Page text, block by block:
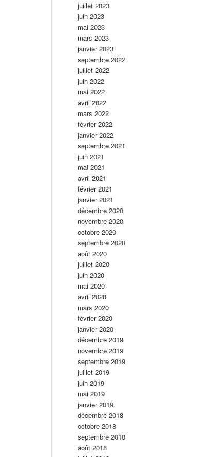
juillet 2023
juin 2023
mai 2023
mars 2023
janvier 2023
septembre 2022
juillet 2022
juin 2022
mai 2022
avril 2022
mars 2022
février 2022
janvier 2022
septembre 2021
juin 2021
mai 2021
avril 2021
février 2021
janvier 2021
décembre 2020
novembre 2020
octobre 2020
septembre 2020
août 2020
juillet 2020
juin 2020
mai 2020
avril 2020
mars 2020
février 2020
janvier 2020
décembre 2019
novembre 2019
septembre 2019
juillet 2019
juin 2019
mai 2019
janvier 2019
décembre 2018
octobre 2018
septembre 2018
août 2018